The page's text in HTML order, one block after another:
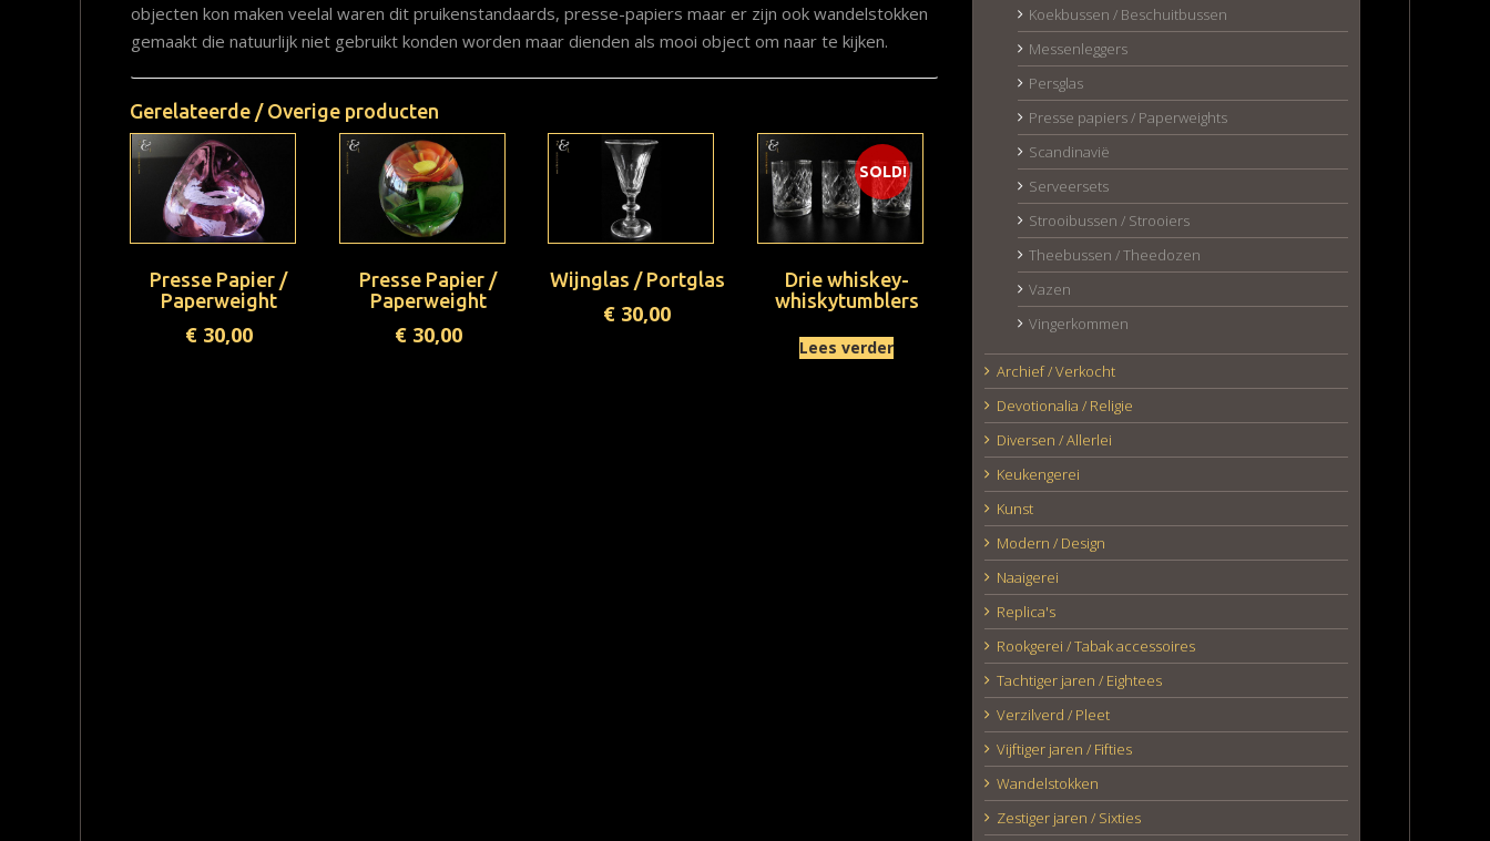
objecten kon maken veelal waren dit pruikenstandaards, presse-papiers maar er zijn ook wandelstokken
gemaakt die natuurlijk niet gebruikt konden worden maar dienden als mooi object om naar te kijken.
Gerelateerde / Overige producten
Presse Papier /
Paperweight
€30,00
Presse Papier /
Paperweight
€30,00
Wijnglas / Portglas
€ 30,00
SOLD!
Drie whiskey-
whiskytumblers
Lees verder
Koekbussen / Beschuitbussen
Messenleggers
Persglas
Presse papiers / Paperweights
Scandinavië
Serveersets
Strooibussen / Strooiers
Theebussen / Theedozen
Vazen
Vingerkommen
Archief / Verkocht
Devotionalia / Religie
Diversen / Allerlei
Keukengerei
Kunst
Modern / Design
Naaigerei
Replica's
Rookgerei / Tabak accessoires
Tachtiger jaren / Eightees
Verzilverd / Pleet
Vijftiger jaren / Fifties
Wandelstokken
Zestiger jaren / Sixties